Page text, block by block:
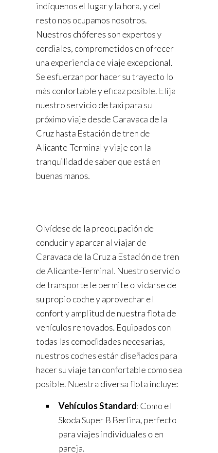
indíquenos el lugar y la hora, y del
resto nos ocupamos nosotros.
Nuestros chóferes son expertos y
cordiales, comprometidos en ofrecer
una experiencia de viaje excepcional.
Se esfuerzan por hacer su trayecto lo
más confortable y eficaz posible. Elija
nuestro servicio de taxi para su
próximo viaje desde Caravaca de la
Cruz hasta Estación de tren de
Alicante-Terminal y viaje con la
tranquilidad de saber que está en
buenas manos.
Olvídese de la preocupación de
conducir y aparcar al viajar de
Caravaca de la Cruz a Estación de tren
de Alicante-Terminal. Nuestro servicio
de transporte le permite olvidarse de
su propio coche y aprovechar el
confort y amplitud de nuestra flota de
vehículos renovados. Equipados con
todas las comodidades necesarias,
nuestros coches están diseñados para
hacer su viaje tan confortable como sea
posible. Nuestra diversa flota incluye:
Vehículos Standard: Como el
Skoda Super B Berlina, perfecto
para viajes individuales o en
pareja.